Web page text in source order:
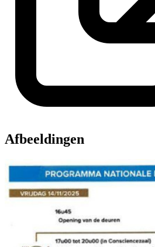
Afbeeldingen